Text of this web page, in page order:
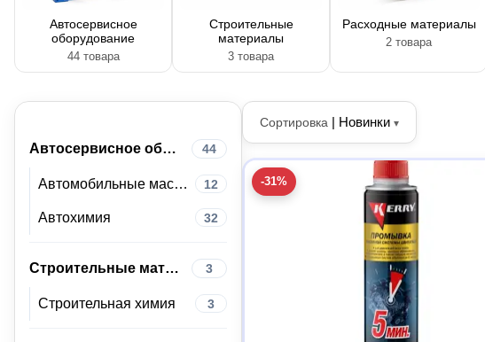
Автосервисное
оборудование
44 товара
Строительные
материалы
3 товара
Расходные материалы
2 товара
Автосервисное оборудование 44
Автомобильные масла и смазки 12
Автохимия 32
Строительные материалы 3
Строительная химия 3
Сортировка | Новинки ▾
-31%